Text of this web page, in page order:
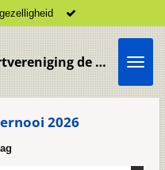
ouderen biljartvereniging de Vliedberg Vlijmen
2026